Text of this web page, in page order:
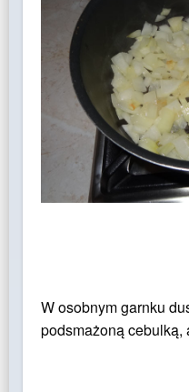
W osobnym garnku
podsmażoną cebulką,